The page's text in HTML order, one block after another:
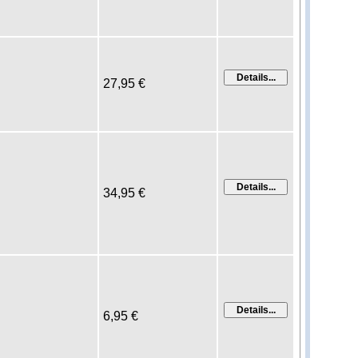
27,95 €
34,95 €
6,95 €